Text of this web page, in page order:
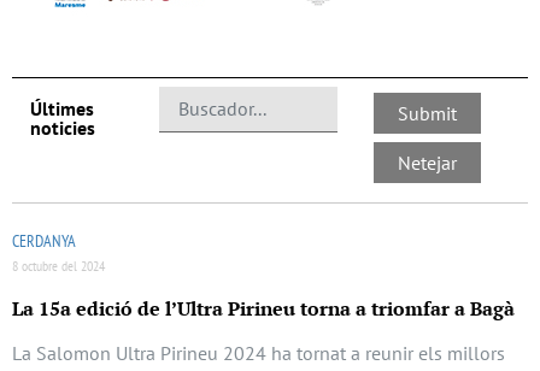
Últimes
noticies
CERDANYA
8 octubre del 2024
La 15a edició de l’Ultra Pirineu torna a triomfar a Bagà
La Salomon Ultra Pirineu 2024 ha tornat a reunir els millors